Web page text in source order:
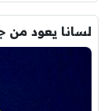
لسانا يعود من